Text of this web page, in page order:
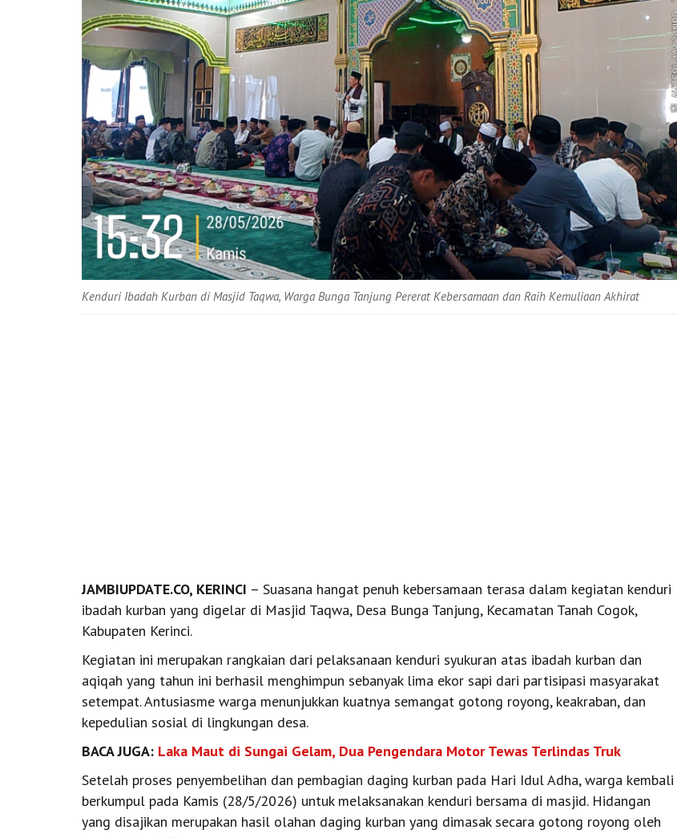
Kenduri Ibadah Kurban di Masjid Taqwa, Warga Bunga Tanjung Pererat Kebersamaan dan Raih Kemuliaan Akhirat
JAMBIUPDATE.CO, KERINCI – Suasana hangat penuh kebersamaan terasa dalam kegiatan kenduri
ibadah kurban yang digelar di Masjid Taqwa, Desa Bunga Tanjung, Kecamatan Tanah Cogok,
Kabupaten Kerinci.
Kegiatan ini merupakan rangkaian dari pelaksanaan kenduri syukuran atas ibadah kurban dan
aqiqah yang tahun ini berhasil menghimpun sebanyak lima ekor sapi dari partisipasi masyarakat
setempat. Antusiasme warga menunjukkan kuatnya semangat gotong royong, keakraban, dan
kepedulian sosial di lingkungan desa.
BACA JUGA: Laka Maut di Sungai Gelam, Dua Pengendara Motor Tewas Terlindas Truk
Setelah proses penyembelihan dan pembagian daging kurban pada Hari Idul Adha, warga kembali
berkumpul pada Kamis (28/5/2026) untuk melaksanakan kenduri bersama di masjid. Hidangan
yang disajikan merupakan hasil olahan daging kurban yang dimasak secara gotong royong oleh